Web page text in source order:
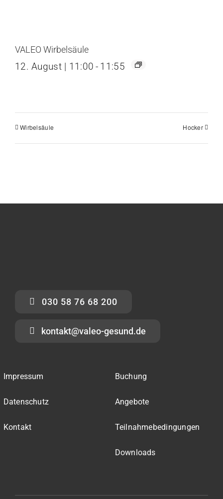
VALEO Wirbelsäule
12. August | 11:00 - 11:55
Wirbelsäule Hocker
030 58 76 68 200
kontakt@valeo-gesund.de
Impressum
Datenschutz
Kontakt
Buchung
Angebote
Teilnahmebedingungen
Downloads